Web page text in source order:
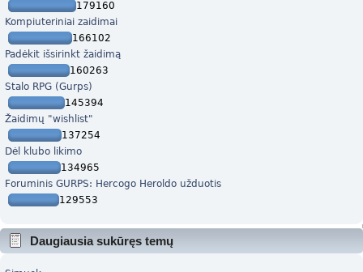
179160
Kompiuteriniai zaidimai
166102
Padėkit išsirinkt žaidimą
160263
Stalo RPG (Gurps)
145394
Žaidimų "wishlist"
137254
Dėl klubo likimo
134965
Foruminis GURPS: Hercogo Heroldo užduotis
129553
Daugiausia sukūręs temų